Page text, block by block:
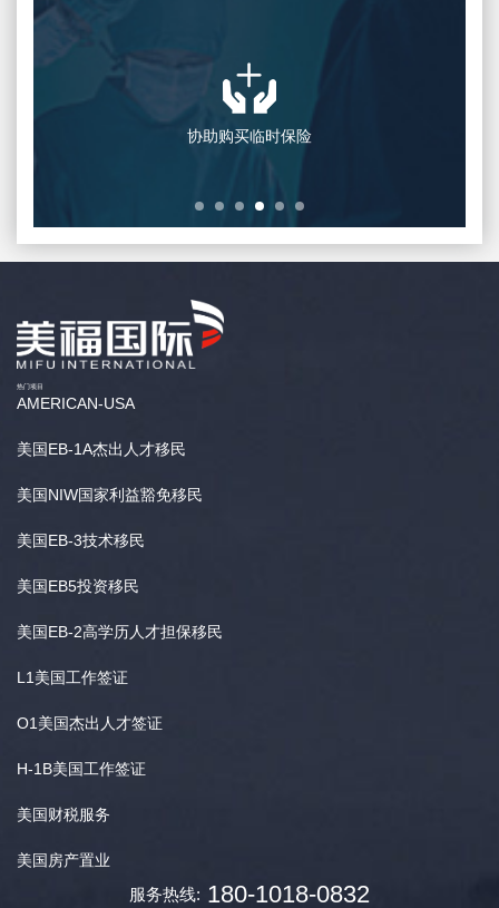
协助购买临时保险
置业、投资咨询
热门项目
AMERICAN-USA
美国EB-1A杰出人才移民
美国NIW国家利益豁免移民
美国EB-3技术移民
美国EB5投资移民
美国EB-2高学历人才担保移民
L1美国工作签证
O1美国杰出人才签证
H-1B美国工作签证
美国财税服务
美国房产置业
服务热线: 180-1018-0832